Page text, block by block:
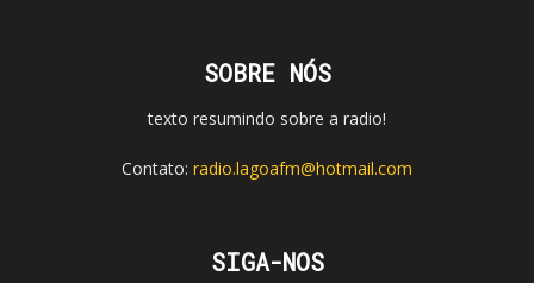
SOBRE NÓS
texto resumindo sobre a radio!
Contato: radio.lagoafm@hotmail.com
SIGA-NOS